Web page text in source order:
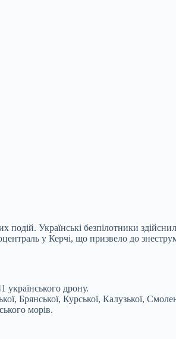
Українські безпілотники
у Керчі, що призвело до
українського дрону.
Брянської, Курської, Калузької,
морів.